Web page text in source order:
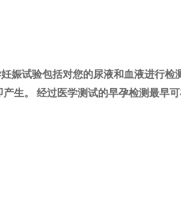
娠试验包括对您的尿液和血液进行
产生。 经过医学测试的早孕检测最早